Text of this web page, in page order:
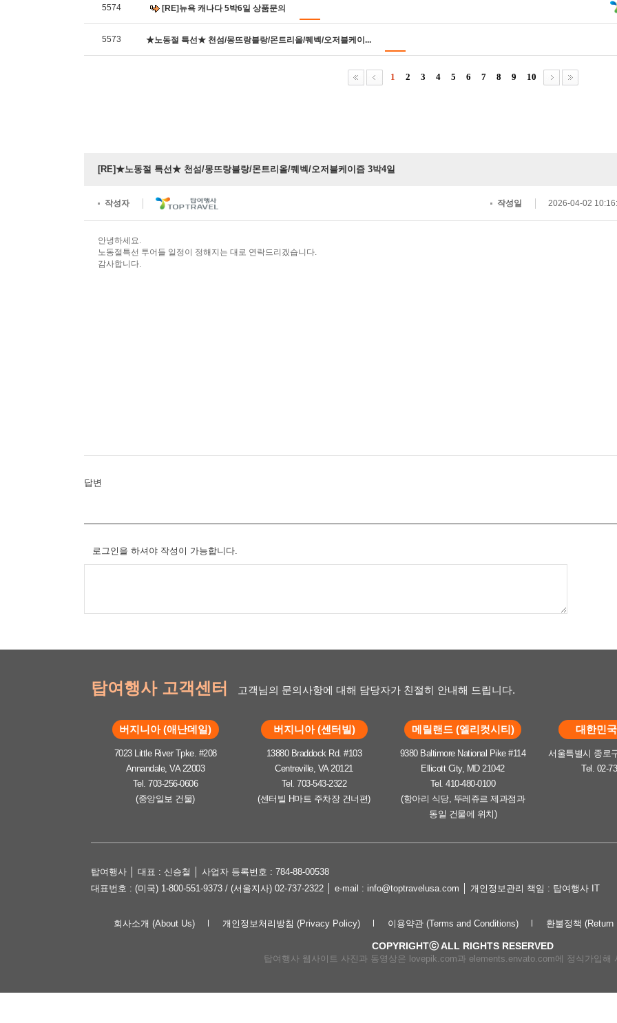
5574 [RE]뉴욕 캐나다 5박6일 상품문의
5573 ★노동절 특선★ 천섬/몽뜨랑블랑/몬트리올/퀘벡/오저블케이...
1 2 3 4 5 6 7 8 9 10
[RE]★노동절 특선★ 천섬/몽뜨랑블랑/몬트리올/퀘벡/오저블케이즘 3박4일
작성자 작성일 2026-04-02
안녕하세요.
노동절특선 투어들 일정이 정해지는 대로 연락드리겠습니다.
감사합니다.
답변
로그인을 하셔야 작성이 가능합니다.
탑여행사 고객센터 고객님의 문의사항에 대해 담당자가 친절히 안내해 드립니다.
버지니아 (애난데일)
7023 Little River Tpke. #208
Annandale, VA 22003
Tel. 703-256-0606
(중앙일보 건물)
버지니아 (센터빌)
13880 Braddock Rd. #103
Centreville, VA 20121
Tel. 703-543-2322
(센터빌 H마트 주차장 건너편)
메릴랜드 (엘리컷시티)
9380 Baltimore National Pike #114
Ellicott City, MD 21042
Tel. 410-480-0100
(항아리 식당, 뚜레쥬르 제과점과
동일 건물에 위치)
대한민
서울특별시 종로
Tel. 02-
탑여행사 │ 대표 : 신승철 │ 사업자 등록번호 : 784-88-00538
대표번호 : (미국) 1-800-551-9373 / (서울지사) 02-737-2322 │ e-mail : info@toptravelusa.com │ 개인정보관리 책임 : 탑여행사 IT
회사소개 (About Us) 개인정보처리방침 (Privacy Policy) 이용약관 (Terms and Conditions) 환불정책 (Return
COPYRIGHTⓒ ALL RIGHTS RESERVED
탑여행사 웹사이트 사진과 동영상은 lovepik.com과 elements.envato.com에 정식가입해